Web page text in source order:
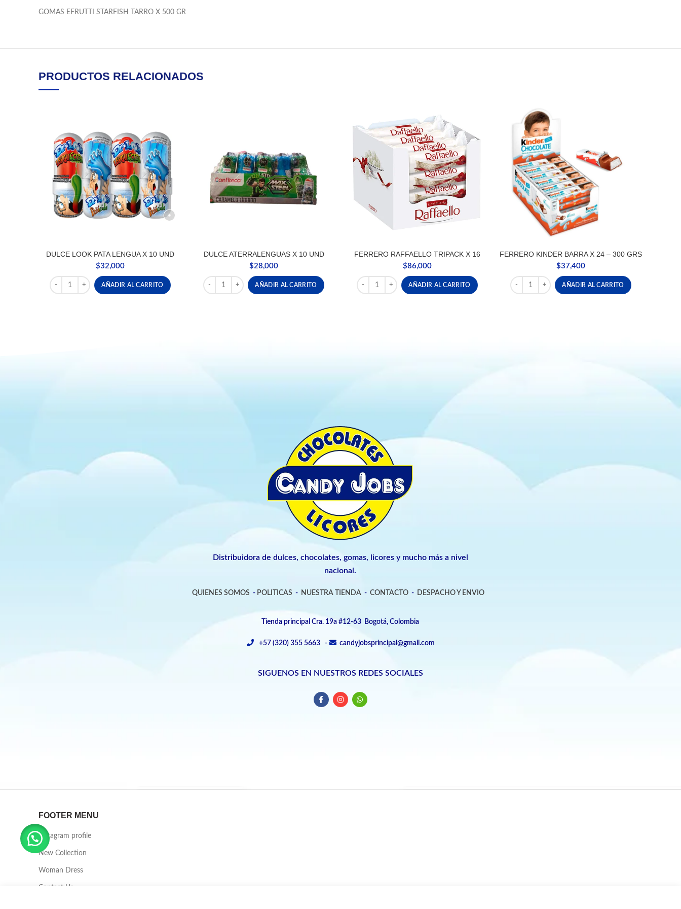
GOMAS EFRUTTI STARFISH TARRO X 500 GR
PRODUCTOS RELACIONADOS
DULCE LOOK PATA LENGUA X 10 UND
$32,000
DULCE LOOK PATA LENGUA X 10 UND cantidad
AÑADIR AL CARRITO
DULCE ATERRALENGUAS X 10 UND
$28,000
DULCE ATERRALENGUAS X 10 UND cantidad
AÑADIR AL CARRITO
FERRERO RAFFAELLO TRIPACK X 16
$86,000
FERRERO RAFFAELLO TRIPACK X 16 cantidad
AÑADIR AL CARRITO
FERRERO KINDER BARRA X 24 – 300 GRS
$37,400
FERRERO KINDER BARRA X 24 - 300 GRS cantidad
AÑADIR AL CARRITO
Distribuidora de dulces, chocolates, gomas, licores y mucho más a nivel
nacional.
QUIENES SOMOS - POLITICAS - NUESTRA TIENDA- CONTACTO- DESPACHO Y ENVIO
Tienda principal Cra. 19a #12-63 Bogotá, Colombia
+57 (320) 355 5663 - candyjobsprincipal@gmail.com
SIGUENOS EN NUESTROS REDES SOCIALES
FOOTER MENU
Instagram profile
New Collection
Woman Dress
Contact Us